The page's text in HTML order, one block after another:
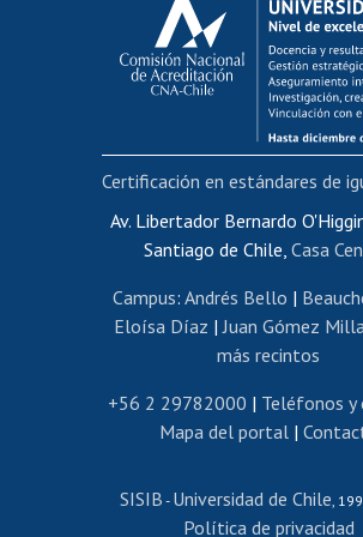
Postulación al AUCAI
Funcionarias/os
Cursos internos de
Bienestar del personal
Portal de movilidad
Certificado de renta
Certificado de renta
Editar páginas blancas
Extranjeras/os
Revalidación y reconocimiento
Postulación al Programa de
Cursos de español
Av. Libertador Bernardo
Santiago de Chile, Casa
Campus: Andrés Bello |
Eloísa Díaz | Juan Gómez
más recintos
+56 2 29782000 | Teléfonos y
Mapa del portal|
SISIB - Universidad de Chile ,
Política de privacidad
Certificación en estándares de